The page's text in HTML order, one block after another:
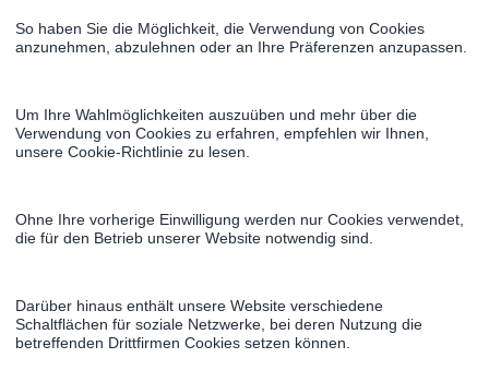
So haben Sie die Möglichkeit, die Verwendung von Cookies
anzunehmen, abzulehnen oder an Ihre Präferenzen anzupassen.
Um Ihre Wahlmöglichkeiten auszuüben und mehr über die
Verwendung von Cookies zu erfahren, empfehlen wir Ihnen,
unsere Cookie-Richtlinie zu lesen.
Ohne Ihre vorherige Einwilligung werden nur Cookies verwendet,
die für den Betrieb unserer Website notwendig sind.
Darüber hinaus enthält unsere Website verschiedene
Schaltflächen für soziale Netzwerke, bei deren Nutzung die
betreffenden Drittfirmen Cookies setzen können.